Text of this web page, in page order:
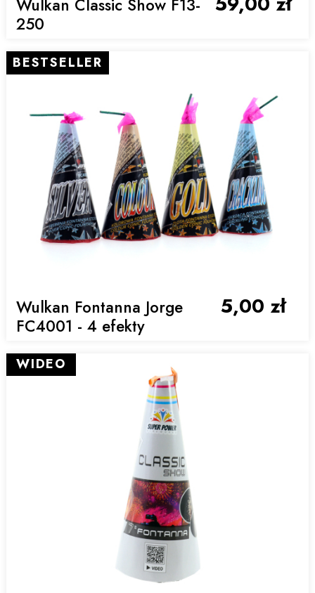
Wulkan Classic Show F13-
250
Wulkan Fontanna Jorge
FC4001 - 4 efekty
5,00 zł
BESTSELLER
WIDEO